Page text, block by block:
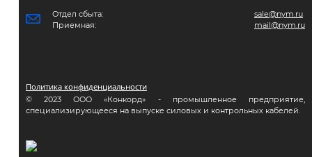
Отдел сбыта:
Приемная:
sale@nym.ru
mail@nym.ru
Политика конфиденциальности
© 2023 ООО «Конкорд» - промышленное предприятие,
специализирующееся на выпуске силовых и контрольных кабелей.